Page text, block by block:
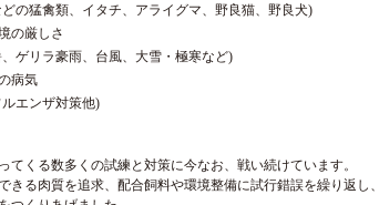
の猛禽類、イタチ、アライグマ、野良猫、野良犬)
の厳しさ
ゲリラ豪雨、台風、大雪・極寒など)
病気
エンザ対策他)
てくる数多くの試練と対策に今なお、戦い続けています。
きる肉質を追求、配合飼料や環境整備に試行錯誤を繰り返し